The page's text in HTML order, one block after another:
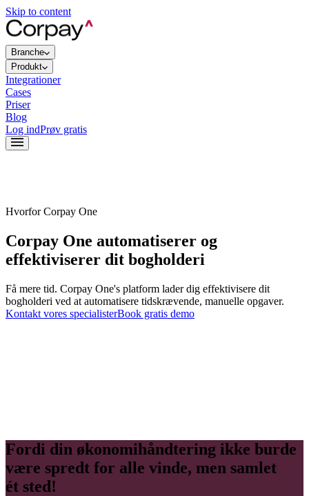
Skip to content
Branche
Produkt
Integrationer
Cases
Priser
Blog
Log indPrøv gratis
Hvorfor Corpay One
Corpay One automatiserer og
effektiviserer dit bogholderi
Få mere tid. Corpay One's platform lader dig effektivisere dit
bogholderi ved at automatisere tidskrævende, manuelle opgaver.
Kontakt vores specialisterBook gratis demo
Fordi din økonomihåndtering ikke burde
være spredt for alle vinde, men samlet
ét sted!